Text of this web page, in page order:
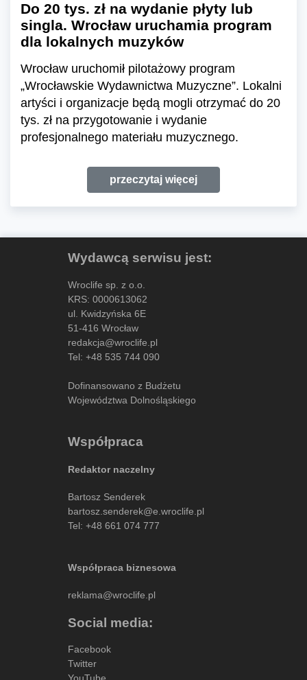
Do 20 tys. zł na wydanie płyty lub
singla. Wrocław uruchamia program
dla lokalnych muzyków
Wrocław uruchomił pilotażowy program
„Wrocławskie Wydawnictwa Muzyczne”. Lokalni
artyści i organizacje będą mogli otrzymać do 20
tys. zł na przygotowanie i wydanie
profesjonalnego materiału muzycznego.
przeczytaj więcej
Wydawcą serwisu jest:
Wroclife sp. z o.o.
KRS: 0000613062
ul. Kwidzyńska 6E
51-416 Wrocław
redakcja@wroclife.pl
Tel: +48 535 744 090
Dofinansowano z Budżetu
Województwa Dolnośląskiego
Współpraca
Redaktor naczelny
Bartosz Senderek
bartosz.senderek@e.wroclife.pl
Tel: +48 661 074 777
Współpraca biznesowa
reklama@wroclife.pl
Social media:
Facebook
Twitter